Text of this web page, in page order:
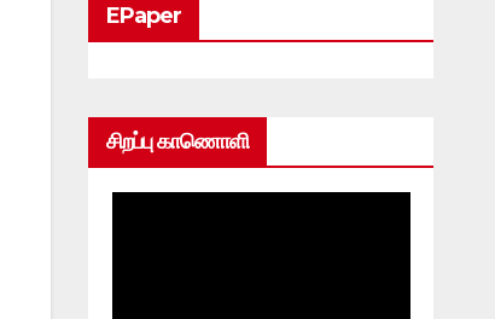
EPaper
சிறப்பு காணொளி